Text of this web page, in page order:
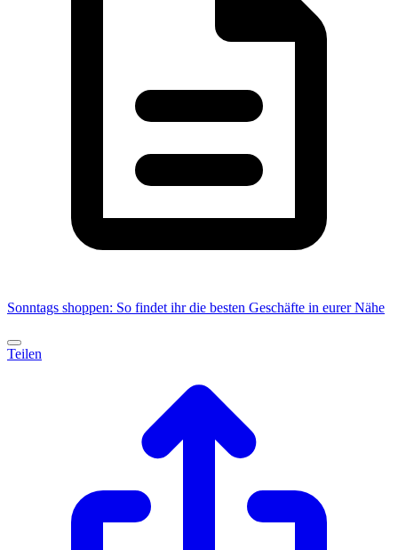
Sonntags shoppen: So findet ihr die besten Geschäfte in eurer Nähe
Teilen